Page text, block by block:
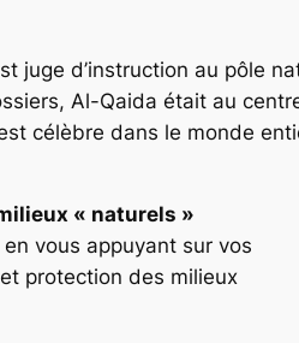
juge d’instruction au pôle
Al-Qaida était au
célèbre dans le monde
« naturels »
vous appuyant sur vos
protection des milieux